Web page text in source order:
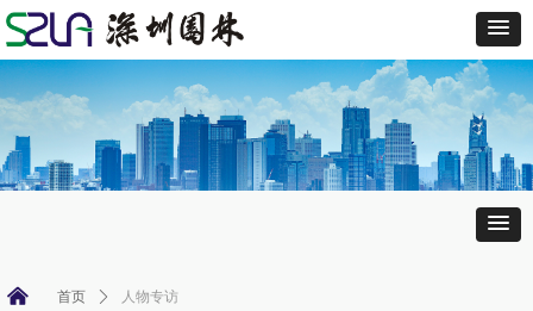
낀 首页 ꄲ 人物专访